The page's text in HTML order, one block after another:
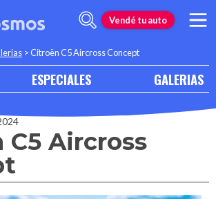
Vendé tu auto
>Citroën C5 Aircross Concept
ESPECIALES GALERIAS
C5 Aircross